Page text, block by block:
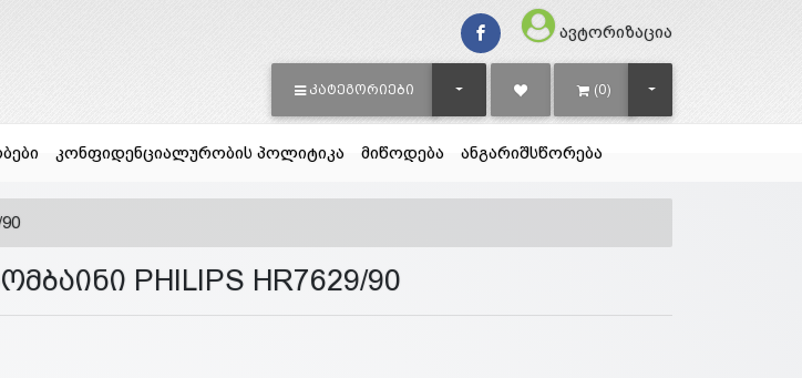
ავტორიზაცია
ᲙᲐᲢᲔᲒᲝᲠᲘᲔᲑᲘ TOGGLE DROPDOWN(0) TOGGLE DROPDOWN
კონფიდენციალურობის პოლიტიკა მიწოდება ანგარიშსწორება
PHILIPS HR7629/90